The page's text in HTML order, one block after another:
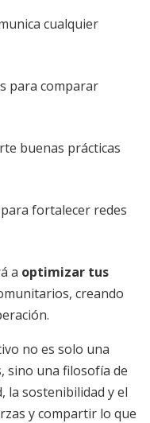
cualquier
para comparar
buenas prácticas
fortalecer redes
a optimizar tus
creando
no es solo una
sino una filosofía de
la sostenibilidad y el
y compartir lo que